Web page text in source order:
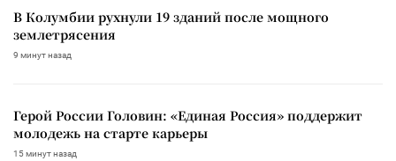
В Колумбии рухнули 19 зданий после мощного
землетрясения
9 минут назад
Герой России Головин: «Единая Россия» поддержит
молодежь на старте карьеры
15 минут назад